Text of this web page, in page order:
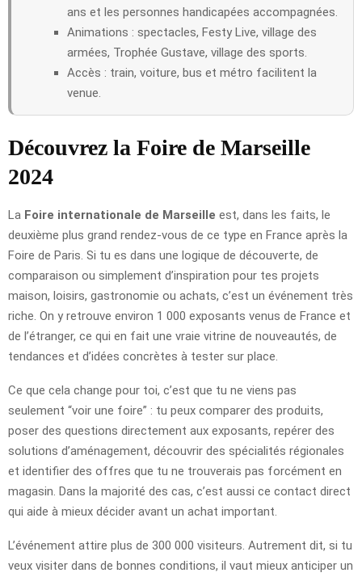
ans et les personnes handicapées accompagnées.
Animations : spectacles, Festy Live, village des
armées, Trophée Gustave, village des sports.
Accès : train, voiture, bus et métro facilitent la
venue.
Découvrez la Foire de Marseille
2024
La Foire internationale de Marseille est, dans les faits, le
deuxième plus grand rendez-vous de ce type en France après la
Foire de Paris. Si tu es dans une logique de découverte, de
comparaison ou simplement d’inspiration pour tes projets
maison, loisirs, gastronomie ou achats, c’est un événement très
riche. On y retrouve environ 1 000 exposants venus de France et
de l’étranger, ce qui en fait une vraie vitrine de nouveautés, de
tendances et d’idées concrètes à tester sur place.
Ce que cela change pour toi, c’est que tu ne viens pas
seulement “voir une foire” : tu peux comparer des produits,
poser des questions directement aux exposants, repérer des
solutions d’aménagement, découvrir des spécialités régionales
et identifier des offres que tu ne trouverais pas forcément en
magasin. Dans la majorité des cas, c’est aussi ce contact direct
qui aide à mieux décider avant un achat important.
L’événement attire plus de 300 000 visiteurs. Autrement dit, si tu
veux visiter dans de bonnes conditions, il vaut mieux anticiper un